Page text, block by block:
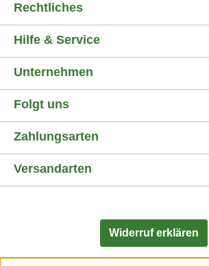
Rechtliches
Hilfe & Service
Unternehmen
Folgt uns
Widerruf erklären
Zahlungsarten
Versandarten